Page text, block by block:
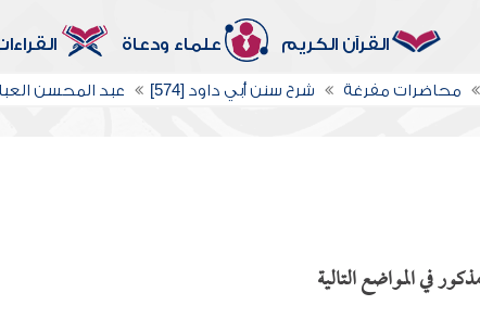
القرآن الكريم علماء ودعاة
محاضرات مفرغة شرح سنن أبي داود [574] عبد المحسن
في المواضع التالية